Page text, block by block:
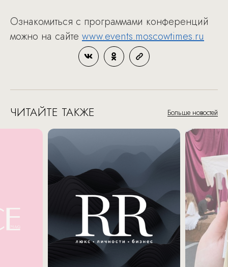
Ознакомиться с программами конференций
можно на сайте www.events.moscowtimes.ru
ЧИТАЙТЕ ТАКЖЕ Больше новостей